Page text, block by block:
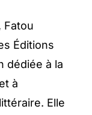
Fatou
Éditions
dédiée à la
à
Elle